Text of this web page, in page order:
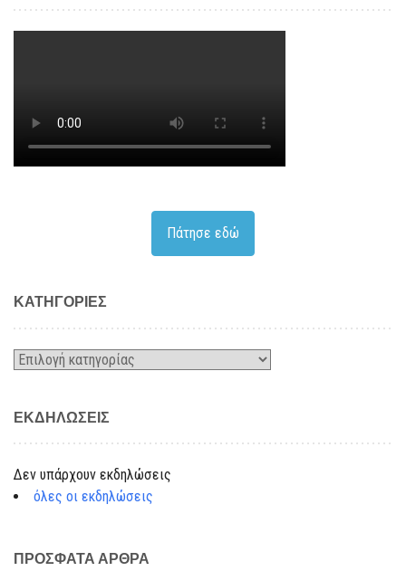
Πάτησε εδώ
KΑΤΗΓΟΡΊΕΣ
Kατηγορίες
ΕΚΔΗΛΏΣΕΙΣ
Δεν υπάρχουν εκδηλώσεις
όλες οι εκδηλώσεις
ΠΡΌΣΦΑΤΑ ΆΡΘΡΑ